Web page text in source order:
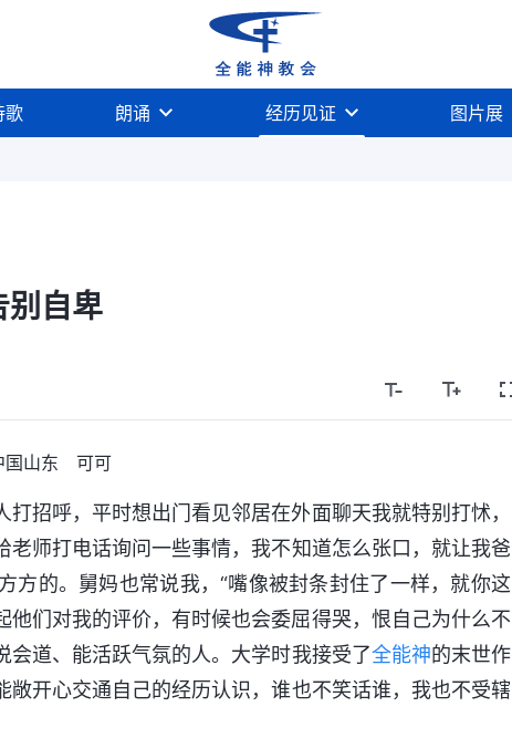
歌 朗诵 经历见证 图片展
别自卑
国山东 可可
招呼，平时想出门看见邻居在外面聊天我就特别打怵，
师打电话询问一些事情，我不知道怎么张口，就让我爸
方的。舅妈也常说我，“嘴像被封条封住了一样，就你这
们对我的评价，有时候也会委屈得哭，恨自己为什么不
道、能活跃气氛的人。大学时我接受了全能神的末世作
开心交通自己的经历认识，谁也不笑话谁，我也不受辖